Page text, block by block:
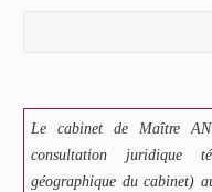
Le cabinet de Maître
consultation juridique
géographique du cabinet)